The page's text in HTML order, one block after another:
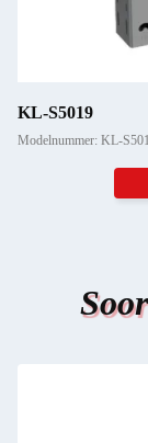
KL-S5019
Modelnummer: KL-